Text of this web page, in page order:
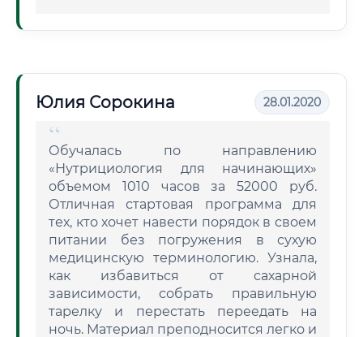
Юлия Сорокина 28.01.2020
Обучалась по направлению
«Нутрициология для начинающих»
объемом 1010 часов за 52000 руб.
Отличная стартовая программа для
тех, кто хочет навести порядок в своем
питании без погружения в сухую
медицинскую терминологию. Узнала,
как избавиться от сахарной
зависимости, собрать правильную
тарелку и перестать переедать на
ночь. Материал преподносится легко и